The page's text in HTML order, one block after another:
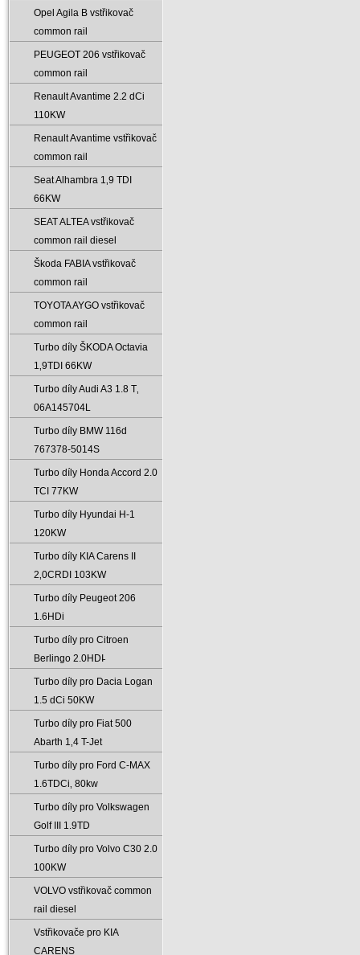
Opel Agila B vstřikovač
common rail
PEUGEOT 206 vstřikovač
common rail
Renault Avantime 2.2 dCi
110KW
Renault Avantime vstřikovač
common rail
Seat Alhambra 1‚9 TDI
66KW
SEAT ALTEA vstřikovač
common rail diesel
Škoda FABIA vstřikovač
common rail
TOYOTA AYGO vstřikovač
common rail
Turbo díly ŠKODA Octavia
1‚9TDI 66KW
Turbo díly Audi A3 1.8 T‚
06A145704L
Turbo díly BMW 116d
767378-5014S
Turbo díly Honda Accord 2.0
TCI 77KW
Turbo díly Hyundai H-1
120KW
Turbo díly KIA Carens II
2‚0CRDI 103KW
Turbo díly Peugeot 206
1.6HDi
Turbo díly pro Citroen
Berlingo 2.0HDI̵
Turbo díly pro Dacia Logan
1.5 dCi 50KW
Turbo díly pro Fiat 500
Abarth 1‚4 T-Jet
Turbo díly pro Ford C-MAX
1.6TDCi‚ 80kw
Turbo díly pro Volkswagen
Golf III 1.9TD
Turbo díly pro Volvo C30 2.0
100KW
VOLVO vstřikovač common
rail diesel
Vstřikovače pro KIA
CARENS